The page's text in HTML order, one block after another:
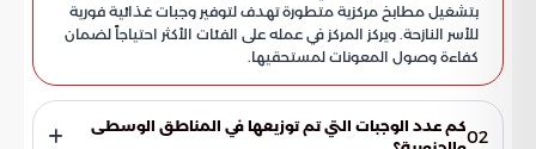
بتشغيل مطابخ مركزية متطورة تهدف لتوفير وجبات غذائية فورية
للأسر النازحة. ويركز المركز في عمله على الفئات الأكثر احتياجاً لضمان
كفاءة وصول المعونات لمستحقيها.
02كم عدد الوجبات التي تم توزيعها في المناطق الوسطى